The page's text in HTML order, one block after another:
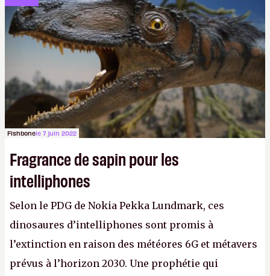
Fishbonele 7 juin 2022
Fragrance de sapin pour les
intelliphones
Selon le PDG de Nokia Pekka Lundmark, ces
dinosaures d’intelliphones sont promis à
l’extinction en raison des météores 6G et métavers
prévus à l’horizon 2030. Une prophétie qui